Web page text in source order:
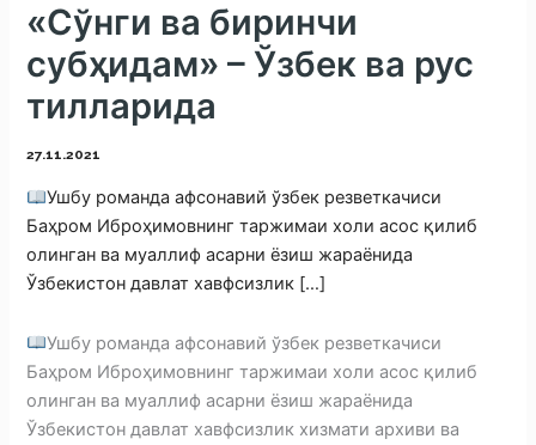
«Сўнги ва биринчи
субҳидам» – Ўзбек ва рус
тилларида
27.11.2021
Ушбу романда афсонавий ўзбек резветкачиси
Баҳром Иброҳимовнинг таржимаи холи асос қилиб
олинган ва муаллиф асарни ёзиш жараёнида
Ўзбекистон давлат хавфсизлик […]
Ушбу романда афсонавий ўзбек резветкачиси
Баҳром Иброҳимовнинг таржимаи холи асос қилиб
олинган ва муаллиф асарни ёзиш жараёнида
Ўзбекистон давлат хавфсизлик хизмати архиви ва